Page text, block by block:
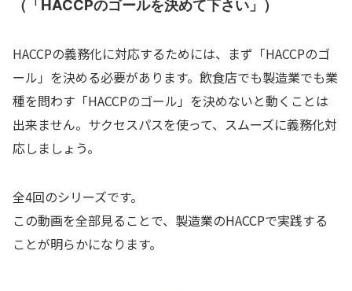
（「HACCPのゴールを決めて下さい」）
HACCPの義務化に対応するためには、まず「HACCPのゴ
ール」を決める必要があります。飲食店でも製造業でも業
種を問わす「HACCPのゴール」を決めないと動くことは
出来ません。サクセスパスを使って、スムーズに義務化対
応しましょう。
全4回のシリーズです。
この動画を全部見ることで、製造業のHACCPで実践する
ことが明らかになります。